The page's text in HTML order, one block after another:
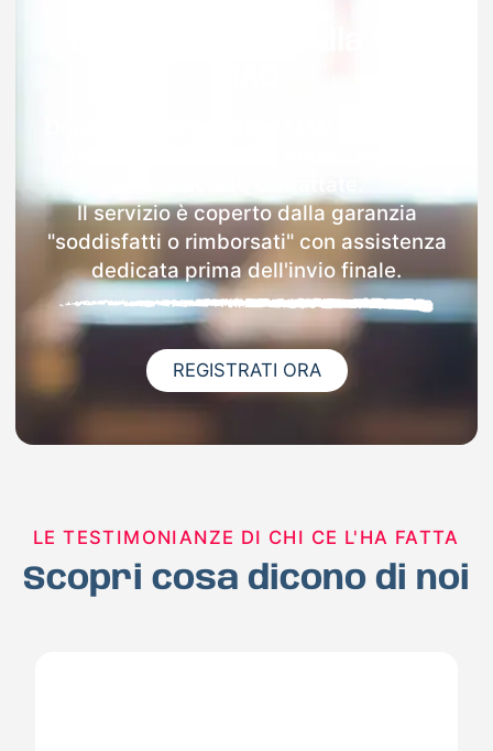
Il servizio è coperto dalla garanzia
"soddisfatti o rimborsati" con assistenza
dedicata prima dell'invio finale.
REGISTRATI ORA
LE TESTIMONIANZE DI CHI CE L'HA FATTA
Scopri cosa dicono di noi